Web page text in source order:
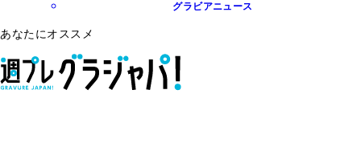
グラビアニュース
あなたにオススメ